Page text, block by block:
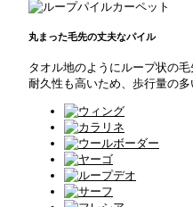
丸まった毛先の丈夫なパイル
タオル地のようにループ状の
耐久性も高いため、歩行量の